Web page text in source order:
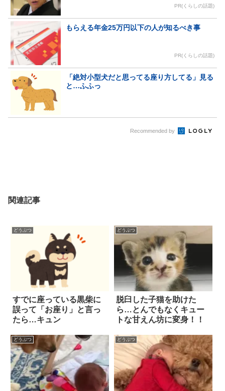
PR(くらしの話題)
もらえる年金25万円以下の人が知るべき事
PR(くらしの話題)
「絶対小型犬だと思ってる座り方してる」見る
と…ふふっ
Recommended by
関連記事
どうぶつ
すでに座っている黒柴に
誤って「お座り」と言っ
たら…キュン
どうぶつ
脱臼した子猫を助けた
ら…とんでもなくキュー
トな甘えん坊に変身！！
どうぶつ どうぶつ